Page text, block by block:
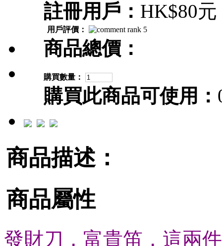
註冊用戶： HK$80元
用戶評價：
商品總價：
購買數量：
購買此商品可使用：
商品描述：
商品屬性
發財刀，富貴笛，這兩